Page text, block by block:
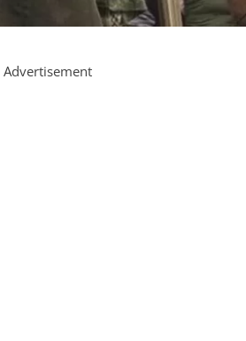
Advertisement